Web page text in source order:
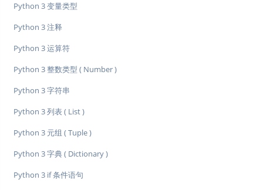
Python 3 变量类型
Python 3 注释
Python 3 运算符
Python 3 整数类型 ( Number )
Python 3 字符串
Python 3 列表 ( List )
Python 3 元组 ( Tuple )
Python 3 字典 ( Dictionary )
Python 3 if 条件语句